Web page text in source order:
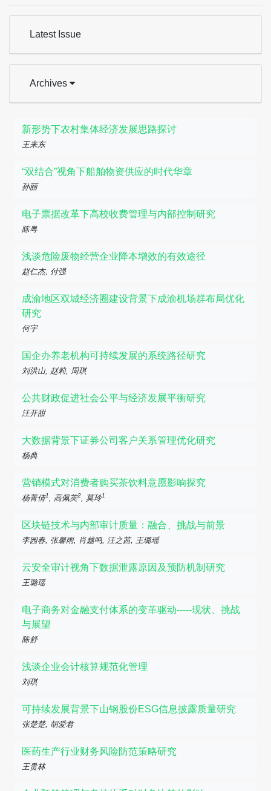
Latest Issue
Archives
新形势下农村集体经济发展思路探讨
王来东
“双结合”视角下船舶物资供应的时代华章
孙丽
电子票据改革下高校收费管理与内部控制研究
陈粤
浅谈危险废物经营企业降本增效的有效途径
赵仁杰, 付强
成渝地区双城经济圈建设背景下成渝机场群布局优化
研究
何宇
国企办养老机构可持续发展的系统路径研究
刘洪山, 赵莉, 周琪
公共财政促进社会公平与经济发展平衡研究
汪开甜
大数据背景下证券公司客户关系管理优化研究
杨典
营销模式对消费者购买茶饮料意愿影响探究
杨菁倩1, 高佩英2, 莫玲1
区块链技术与内部审计质量：融合、挑战与前景
李园春, 张馨雨, 肖越鸣, 汪之茜, 王璐瑶
云安全审计视角下数据泄露原因及预防机制研究
王璐瑶
电子商务对金融支付体系的变革驱动-----现状、挑战
与展望
陈舒
浅谈企业会计核算规范化管理
刘琪
可持续发展背景下山钢股份ESG信息披露质量研究
张楚楚, 胡爱君
医药生产行业财务风险防范策略研究
王贵林